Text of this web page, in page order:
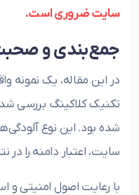
سایت ضروری است.
جمع‌بندی و
در این مقاله، یک نمونه
تکنیک کلاکینگ بررسی
شده بود. این نوع
سایت، اعتبار دامنه را
با رعایت اصول امنیتی و